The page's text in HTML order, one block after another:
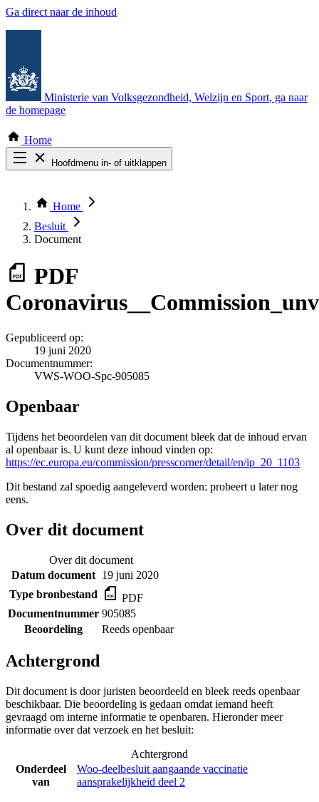
Ga direct naar de inhoud
Ministerie van Volksgezondheid, Welzijn en Sport, ga naar
de homepage
Home
Hoofdmenu in- of uitklappen
Thema COVID-19
Bekijk per bestuursorgaan
Home
Besluit
Document
PDF
Gepubliceerd op:
19 juni 2020
Documentnummer:
VWS-WOO-Spc-905085
Openbaar
Tijdens het beoordelen van dit document bleek dat de inhoud ervan
al openbaar is. U kunt deze inhoud vinden op:
https://ec.europa.eu/commission/presscorner/detail/en/ip_20_1103
Dit bestand zal spoedig aangeleverd worden: probeert u later nog
eens.
Over dit document
Over dit document
Datum document 19 juni 2020
Type bronbestand
PDF
Documentnummer 905085
Beoordeling
Reeds openbaar
Achtergrond
Dit document is door juristen beoordeeld en bleek reeds openbaar
beschikbaar. Die beoordeling is gedaan omdat iemand heeft
gevraagd om interne informatie te openbaren. Hieronder meer
informatie over dat verzoek en het besluit:
Achtergrond
Onderdeel
van
Woo-deelbesluit aangaande vaccinatie
aansprakelijkheid deel 2